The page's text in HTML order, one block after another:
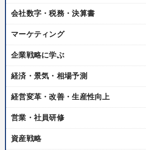
会社数字・税務・決算書
マーケティング
企業戦略に学ぶ
経済・景気・相場予測
経営変革・改善・生産性向上
営業・社員研修
資産戦略